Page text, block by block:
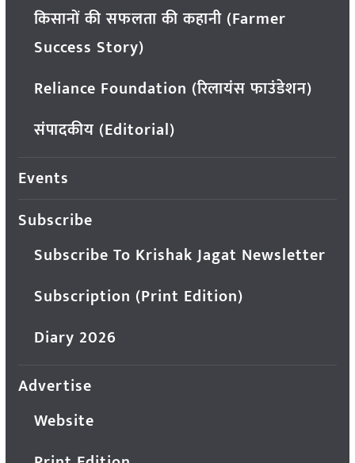
किसानों की सफलता की कहानी (Farmer
Success Story)
Reliance Foundation (रिलायंस फाउंडेशन)
संपादकीय (Editorial)
Events
Subscribe
Subscribe To Krishak Jagat Newsletter
Subscription (Print Edition)
Diary 2026
Advertise
Website